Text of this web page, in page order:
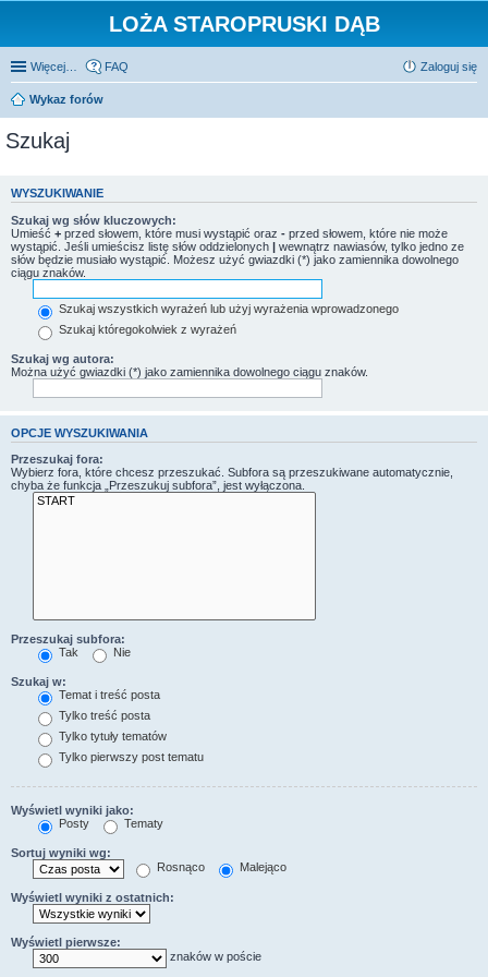
LOŻA STAROPRUSKI DĄB
Więcej… FAQ Zaloguj się
Wykaz forów
Szukaj
WYSZUKIWANIE
Szukaj wg słów kluczowych:
Umieść + przed słowem, które musi wystąpić oraz - przed słowem, które nie może
wystąpić. Jeśli umieścisz listę słów oddzielonych | wewnątrz nawiasów, tylko jedno ze
słów będzie musiało wystąpić. Możesz użyć gwiazdki (*) jako zamiennika dowolnego
ciągu znaków.
Szukaj wszystkich wyrażeń lub użyj wyrażenia wprowadzonego
Szukaj któregokolwiek z wyrażeń
Szukaj wg autora:
Można użyć gwiazdki (*) jako zamiennika dowolnego ciągu znaków.
OPCJE WYSZUKIWANIA
Przeszukaj fora:
Wybierz fora, które chcesz przeszukać. Subfora są przeszukiwane automatycznie,
chyba że funkcja „Przeszukuj subfora”, jest wyłączona.
Przeszukaj subfora:
Tak
Nie
Szukaj w:
Temat i treść posta
Tylko treść posta
Tylko tytuły tematów
Tylko pierwszy post tematu
Wyświetl wyniki jako:
Posty
Tematy
Sortuj wyniki wg:
Rosnąco
Malejąco
Wyświetl wyniki z ostatnich:
Wyświetl pierwsze:
znaków w poście